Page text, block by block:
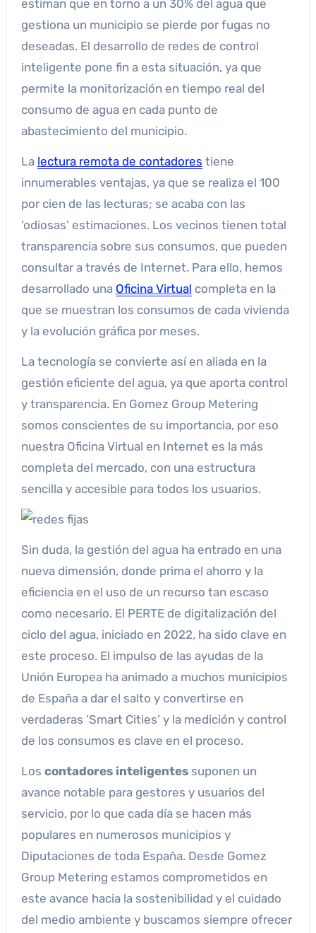
estiman que en torno a un 30% del agua que
gestiona un municipio se pierde por fugas no
deseadas. El desarrollo de redes de control
inteligente pone fin a esta situación, ya que
permite la monitorización en tiempo real del
consumo de agua en cada punto de
abastecimiento del municipio.
La lectura remota de contadores tiene
innumerables ventajas, ya que se realiza el 100
por cien de las lecturas; se acaba con las
‘odiosas’ estimaciones. Los vecinos tienen total
transparencia sobre sus consumos, que pueden
consultar a través de Internet. Para ello, hemos
desarrollado una Oficina Virtual completa en la
que se muestran los consumos de cada vivienda
y la evolución gráfica por meses.
La tecnología se convierte así en aliada en la
gestión eficiente del agua, ya que aporta control
y transparencia. En Gomez Group Metering
somos conscientes de su importancia, por eso
nuestra Oficina Virtual en Internet es la más
completa del mercado, con una estructura
sencilla y accesible para todos los usuarios.
Sin duda, la gestión del agua ha entrado en una
nueva dimensión, donde prima el ahorro y la
eficiencia en el uso de un recurso tan escaso
como necesario. El PERTE de digitalización del
ciclo del agua, iniciado en 2022, ha sido clave en
este proceso. El impulso de las ayudas de la
Unión Europea ha animado a muchos municipios
de España a dar el salto y convertirse en
verdaderas ‘Smart Cities’ y la medición y control
de los consumos es clave en el proceso.
Los contadores inteligentessuponen un
avance notable para gestores y usuarios del
servicio, por lo que cada día se hacen más
populares en numerosos municipios y
Diputaciones de toda España. Desde Gomez
Group Metering estamos comprometidos en
este avance hacia la sostenibilidad y el cuidado
del medio ambiente y buscamos siempre ofrecer